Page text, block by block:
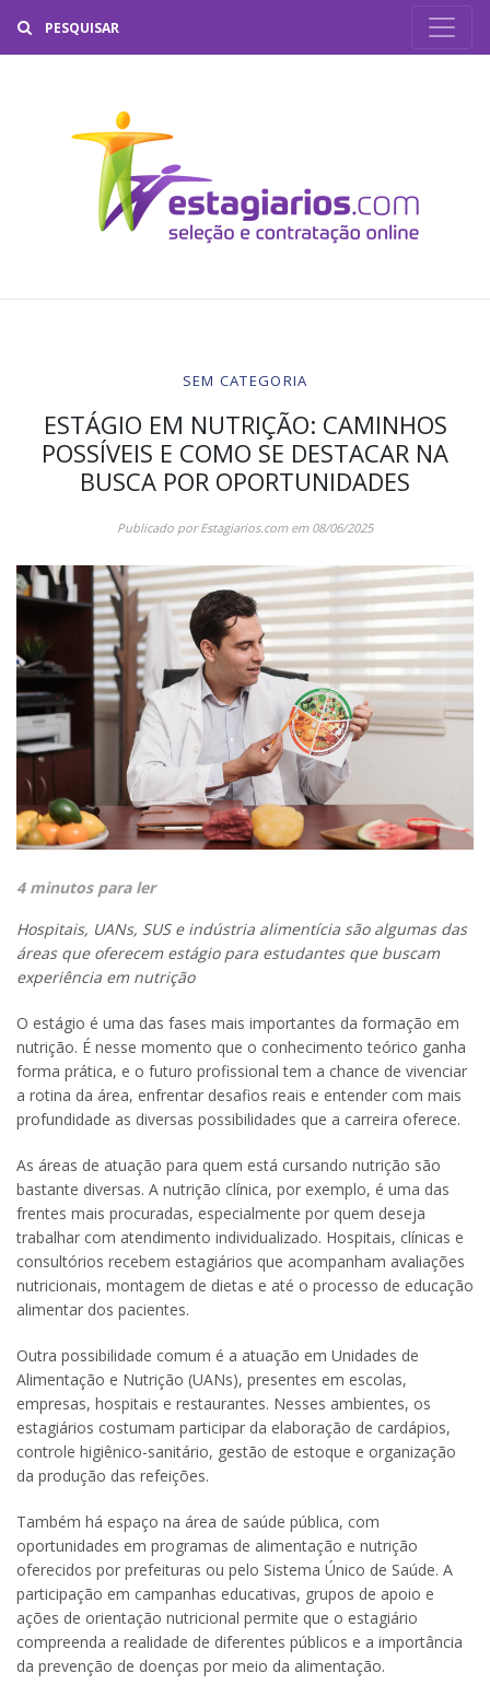
SEM CATEGORIA
ESTÁGIO EM NUTRIÇÃO: CAMINHOS
POSSÍVEIS E COMO SE DESTACAR NA
BUSCA POR OPORTUNIDADES
Publicado porEstagiarios.comem 08/06/2025
4 minutos para ler
Hospitais, UANs, SUS e indústria alimentícia são algumas das
áreas que oferecem estágio para estudantes que buscam
experiência em nutrição
O estágio é uma das fases mais importantes da formação em
nutrição. É nesse momento que o conhecimento teórico ganha
forma prática, e o futuro profissional tem a chance de vivenciar
a rotina da área, enfrentar desafios reais e entender com mais
profundidade as diversas possibilidades que a carreira oferece.
As áreas de atuação para quem está cursando nutrição são
bastante diversas. A nutrição clínica, por exemplo, é uma das
frentes mais procuradas, especialmente por quem deseja
trabalhar com atendimento individualizado. Hospitais, clínicas e
consultórios recebem estagiários que acompanham avaliações
nutricionais, montagem de dietas e até o processo de educação
alimentar dos pacientes.
Outra possibilidade comum é a atuação em Unidades de
Alimentação e Nutrição (UANs), presentes em escolas,
empresas, hospitais e restaurantes. Nesses ambientes, os
estagiários costumam participar da elaboração de cardápios,
controle higiênico-sanitário, gestão de estoque e organização
da produção das refeições.
Também há espaço na área de saúde pública, com
oportunidades em programas de alimentação e nutrição
oferecidos por prefeituras ou pelo Sistema Único de Saúde. A
participação em campanhas educativas, grupos de apoio e
ações de orientação nutricional permite que o estagiário
compreenda a realidade de diferentes públicos e a importância
da prevenção de doenças por meio da alimentação.